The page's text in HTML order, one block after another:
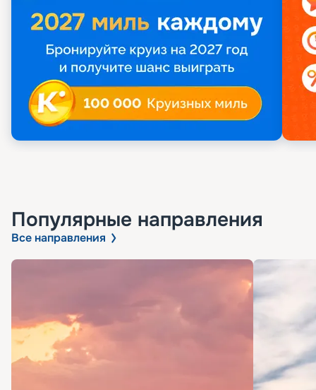
Популярные направления
Все направления